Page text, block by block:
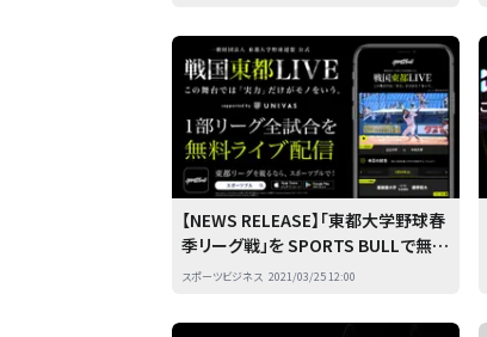
【NEWS RELEASE】「東都大学野球春
季リーグ戦」を SPORTS BULLで無料
ライブ配信
スポーツビジネス 2021/03/25 12:00